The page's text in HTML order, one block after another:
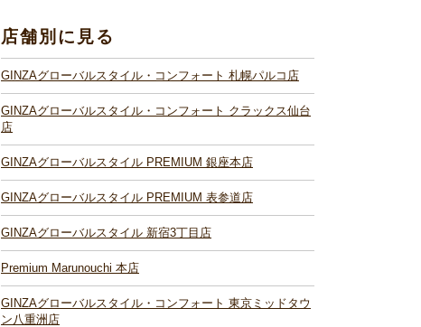
店舗別に見る
GINZAグローバルスタイル・コンフォート 札幌パルコ店
GINZAグローバルスタイル・コンフォート クラックス仙台
店
GINZAグローバルスタイル PREMIUM 銀座本店
GINZAグローバルスタイル PREMIUM 表参道店
GINZAグローバルスタイル 新宿3丁目店
Premium Marunouchi 本店
GINZAグローバルスタイル・コンフォート 東京ミッドタウ
ン八重洲店